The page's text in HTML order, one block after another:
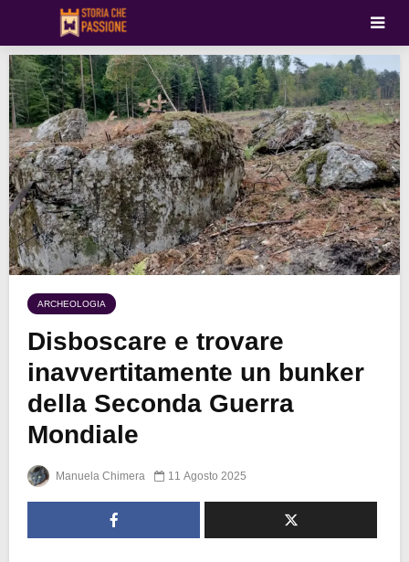
ARCHEOLOGIA
Disboscare e trovare
inavvertitamente un bunker
della Seconda Guerra
Mondiale
Manuela Chimera 11 Agosto 2025